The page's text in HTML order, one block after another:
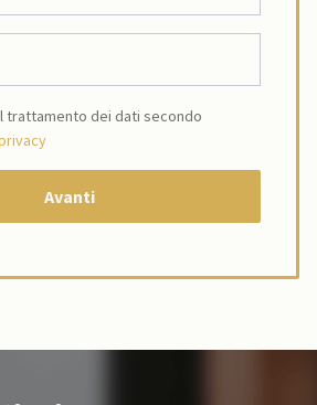
trattamento dei dati secondo